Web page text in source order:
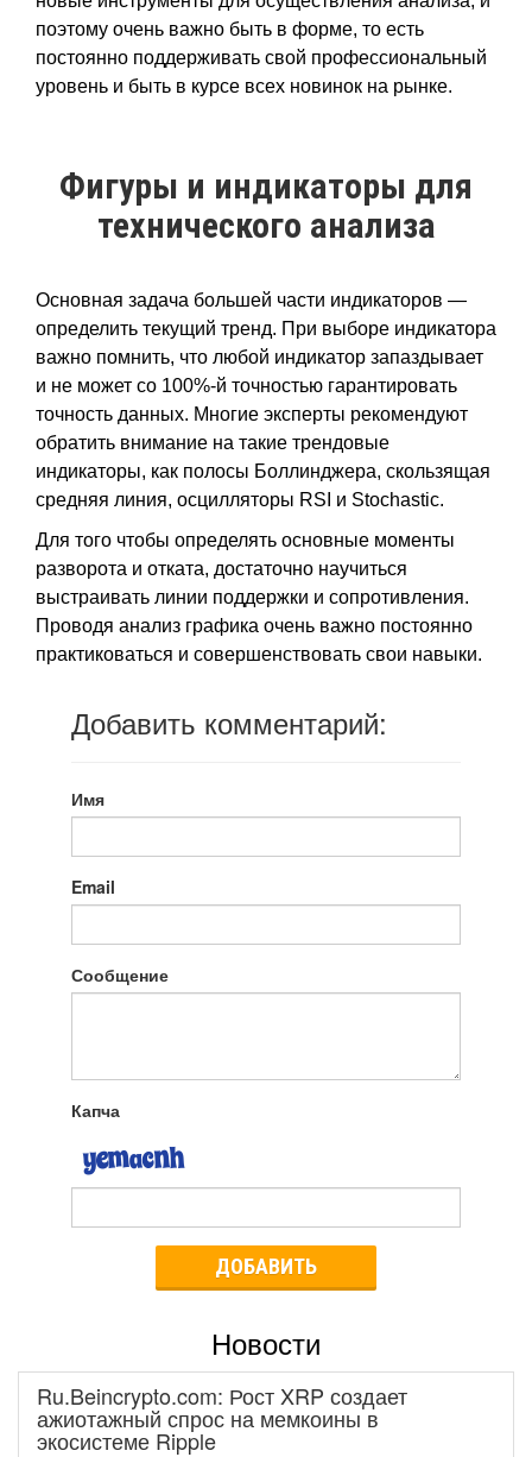
поэтому очень важно быть в форме, то есть
постоянно поддерживать свой профессиональный
уровень и быть в курсе всех новинок на рынке.
Фигуры и индикаторы для
технического анализа
Основная задача большей части индикаторов —
определить текущий тренд. При выборе индикатора
важно помнить, что любой индикатор запаздывает
и не может со 100%-й точностью гарантировать
точность данных. Многие эксперты рекомендуют
обратить внимание на такие трендовые
индикаторы, как полосы Боллинджера, скользящая
средняя линия, осцилляторы RSI и Stochastic.
Для того чтобы определять основные моменты
разворота и отката, достаточно научиться
выстраивать линии поддержки и сопротивления.
Проводя анализ графика очень важно постоянно
практиковаться и совершенствовать свои навыки.
Добавить комментарий:
Имя
Email
Сообщение
Капча
ДОБАВИТЬ
Новости
Ru.Beincrypto.com: Рост XRP создает
ажиотажный спрос на мемкоины в
экосистеме Ripple